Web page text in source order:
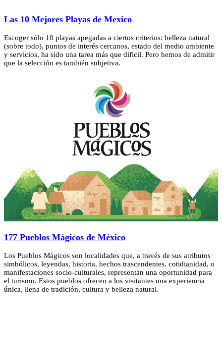
Las 10 Mejores Playas de Mexico
Escoger sólo 10 playas apegadas a ciertos criterios: belleza natural
(sobre todo), puntos de interés cercanos, estado del medio ambiente
y servicios, ha sido una tarea más que dificil. Pero hemos de admitir
que la selección es también subjetiva.
177 Pueblos Mágicos de México
Los Pueblos Mágicos son localidades que, a través de sus atributos
simbólicos, leyendas, historia, hechos trascendentes, cotidianidad, o
manifestaciones socio-culturales, representan una oportunidad para
el turismo. Estos pueblos ofrecen a los visitantes una experiencia
única, llena de tradición, cultura y belleza natural.